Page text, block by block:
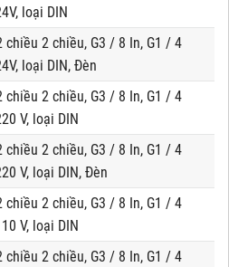
loại DIN
chiều 2 chiều, G3 / 8 In, G1 / 4
loại DIN, Đèn
chiều 2 chiều, G3 / 8 In, G1 / 4
V, loại DIN
chiều 2 chiều, G3 / 8 In, G1 / 4
V, loại DIN, Đèn
chiều 2 chiều, G3 / 8 In, G1 / 4
V, loại DIN
chiều 2 chiều, G3 / 8 In, G1 / 4